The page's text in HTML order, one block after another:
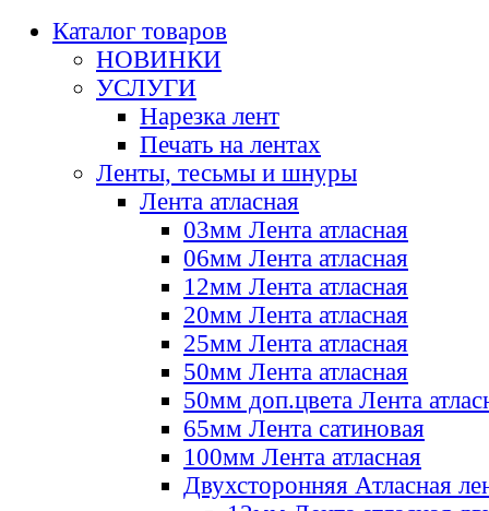
Каталог товаров
НОВИНКИ
УСЛУГИ
Нарезка лент
Печать на лентах
Ленты, тесьмы и шнуры
Лента атласная
03мм Лента атласная
06мм Лента атласная
12мм Лента атласная
20мм Лента атласная
25мм Лента атласная
50мм Лента атласная
50мм доп.цвета Лента
65мм Лента сатиновая
100мм Лента атласная
Двухсторонняя Атласная